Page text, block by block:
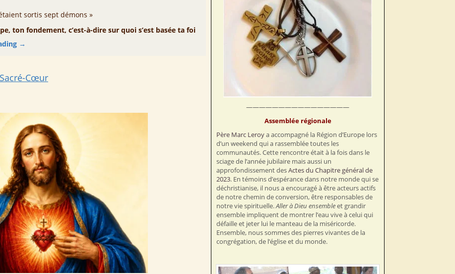
sortis sept démons »
ton fondement, c’est-à-dire sur quoi s’est basée ta foi
→
Cœur
————————————————
Assemblée régionale
Père Marc Leroya accompagné la Région d’Europe lors
d’un weekend qui a rassemblée toutes les
communautés. Cette rencontre était à la fois dans le
sciage de l’année jubilaire mais aussi un
approfondissement desActes du Chapitre général de
2023. En témoins d’espérance dans notre monde qui se
déchristianise, il nous a encouragé à être acteurs actifs
de notre chemin de conversion, être responsables de
notre vie spirituelle.Aller à Dieu ensembleet grandir
ensemble impliquent de montrer l’eau vive à celui qui
défaille et jeter lui le manteau de la miséricorde.
Ensemble, nous sommes des pierres vivantes de la
congrégation, de l’église et du monde.